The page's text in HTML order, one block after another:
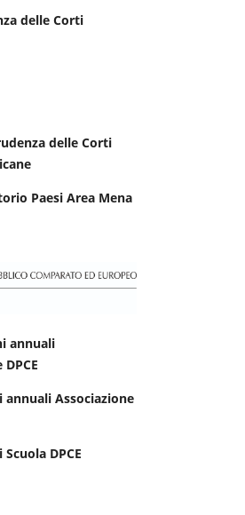
delle Corti
delle Corti
Paesi Area Mena
annuali
annuali Associazione
DPCE